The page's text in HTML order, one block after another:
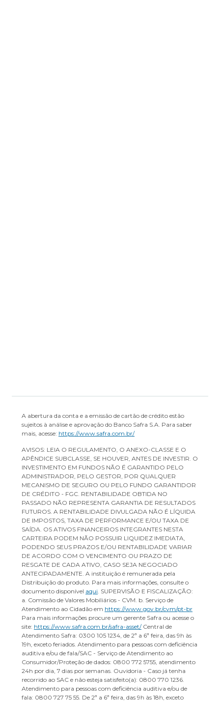
A abertura da conta e a emissão de cartão de crédito estão
sujeitos à análise e aprovação do Banco Safra S.A. Para saber
mais, acesse: https://www.safra.com.br/
AVISOS: LEIA O REGULAMENTO, O ANEXO-CLASSE E O
APÊNDICE SUBCLASSE, SE HOUVER, ANTES DE INVESTIR. O
INVESTIMENTO EM FUNDOS NÃO É GARANTIDO PELO
ADMINISTRADOR, PELO GESTOR, POR QUALQUER
MECANISMO DE SEGURO OU PELO FUNDO GARANTIDOR
DE CRÉDITO - FGC. RENTABILIDADE OBTIDA NO
PASSADO NÃO REPRESENTA GARANTIA DE RESULTADOS
FUTUROS. A RENTABILIDADE DIVULGADA NÃO É LÍQUIDA
DE IMPOSTOS, TAXA DE PERFORMANCE E/OU TAXA DE
SAÍDA. OS ATIVOS FINANCEIROS INTEGRANTES NESTA
CARTEIRA PODEM NÃO POSSUIR LIQUIDEZ IMEDIATA,
PODENDO SEUS PRAZOS E/OU RENTABILIDADE VARIAR
DE ACORDO COM O VENCIMENTO OU PRAZO DE
RESGATE DE CADA ATIVO, CASO SEJA NEGOCIADO
ANTECIPADAMENTE. A instituição é remunerada pela
Distribuição do produto. Para mais informações, consulte o
documento disponível aqui. SUPERVISÃO E FISCALIZAÇÃO:
a. Comissão de Valores Mobiliários - CVM. b. Serviço de
Atendimento ao Cidadão em https://www.gov.br/cvm/pt-br
Para mais informações procure um gerente Safra ou acesse o
site: https://www.safra.com.br/safra-asset/Central de
Atendimento Safra: 0300 105 1234, de 2ª a 6ª feira, das 9h às
19h, exceto feriados. Atendimento para pessoas com deficiência
auditiva e/ou de fala/SAC - Serviço de Atendimento ao
Consumidor/Proteção de dados: 0800 772 5755, atendimento
24h por dia, 7 dias por semanas. Ouvidoria - Caso já tenha
recorrido ao SAC e não esteja satisfeito(a): 0800 770 1236.
Atendimento para pessoas com deficiência auditiva e/ou de
fala: 0800 727 75 55. De 2ª a 6ª feira, das 9h às 18h, exceto